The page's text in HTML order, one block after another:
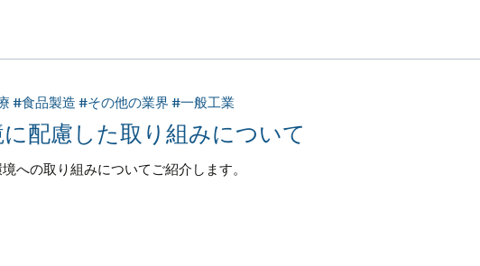
#食品製造 #その他の業界 #一般工業
配慮した取り組みについて
への取り組みについてご紹介します。